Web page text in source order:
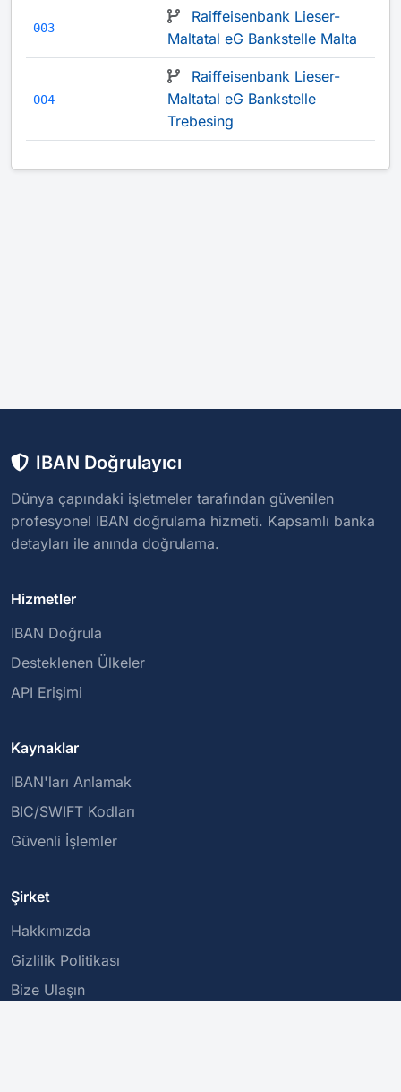
003
Raiffeisenbank Lieser-
Maltatal eG Bankstelle Malta
004
Raiffeisenbank Lieser-
Maltatal eG Bankstelle
Trebesing
IBAN Doğrulayıcı
Dünya çapındaki işletmeler tarafından güvenilen
profesyonel IBAN doğrulama hizmeti. Kapsamlı banka
detayları ile anında doğrulama.
Hizmetler
IBAN Doğrula
Desteklenen Ülkeler
API Erişimi
Kaynaklar
IBAN'ları Anlamak
BIC/SWIFT Kodları
Güvenli İşlemler
Şirket
Hakkımızda
Gizlilik Politikası
Bize Ulaşın